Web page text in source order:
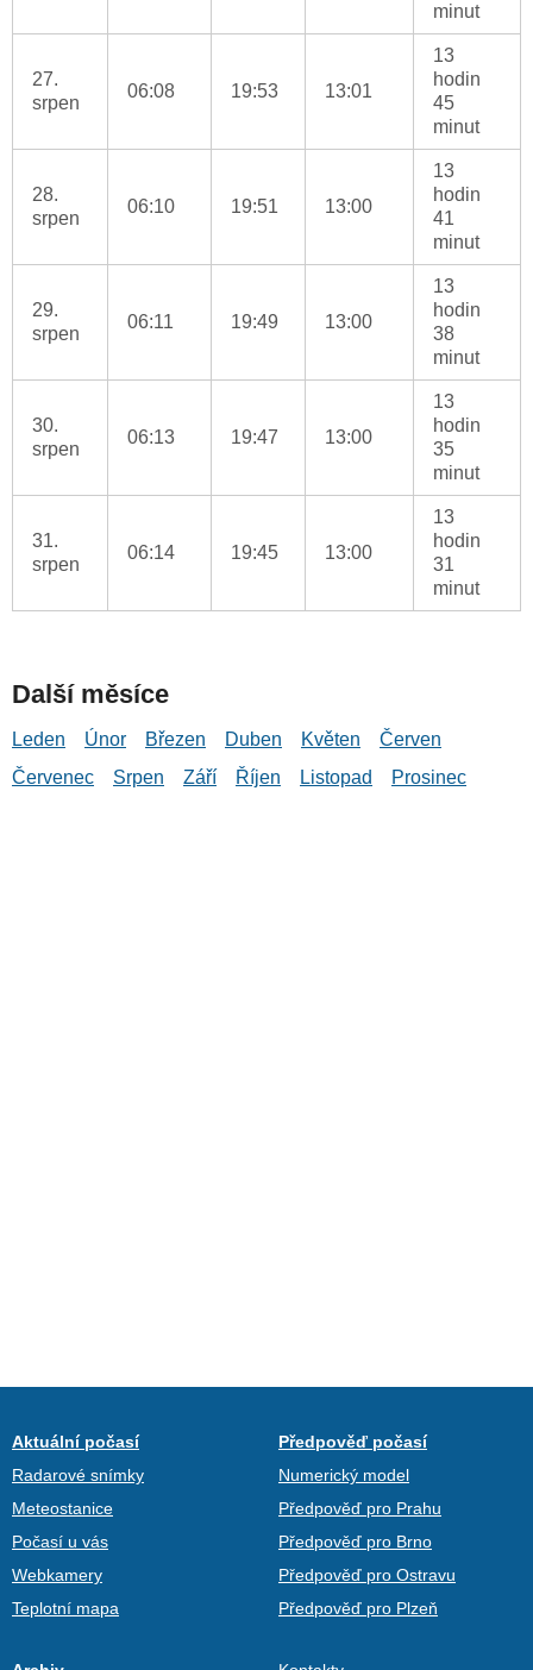
minut
27.
srpen
06:08 19:53 13:01
13
hodin
45
minut
28.
srpen
06:10 19:51 13:00
13
hodin
41
minut
29.
srpen
06:11 19:49 13:00
13
hodin
38
minut
30.
srpen
06:13 19:47 13:00
13
hodin
35
minut
31.
srpen
06:14 19:45 13:00
13
hodin
31
minut
Další měsíce
Leden Únor Březen Duben Květen
Červen
Červenec
Srpen Září Říjen Listopad Prosinec
Aktuální počasí
Radarové snímky
Meteostanice
Počasí u vás
Webkamery
Teplotní mapa
Předpověď počasí
Numerický model
Předpověď pro Prahu
Předpověď pro Brno
Předpověď pro Ostravu
Předpověď pro Plzeň